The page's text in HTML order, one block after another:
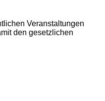
2Veranstaltungen
den gesetzlichen